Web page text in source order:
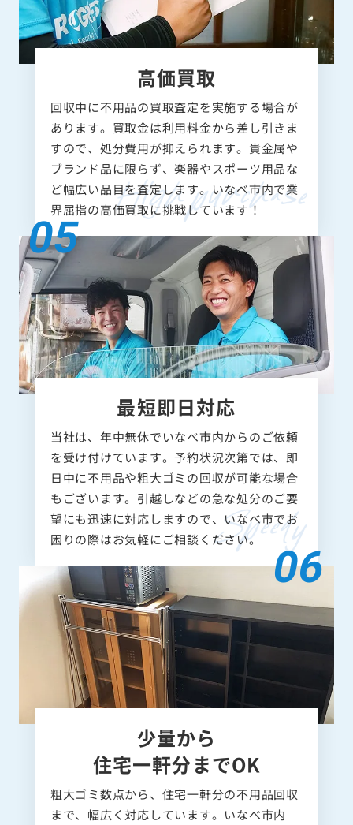
高価買取
回収中に不用品の買取査定を実施する場合が
あります。買取金は利用料金から差し引きま
すので、処分費用が抑えられます。貴金属や
ブランド品に限らず、楽器やスポーツ用品な
ど幅広い品目を査定します。いなべ市内で業
界屈指の高価買取に挑戦しています！
最短即日対応
当社は、年中無休でいなべ市内からのご依頼
を受け付けています。予約状況次第では、即
日中に不用品や粗大ゴミの回収が可能な場合
もございます。引越しなどの急な処分のご要
望にも迅速に対応しますので、いなべ市でお
困りの際はお気軽にご相談ください。
少量から
住宅一軒分までOK
粗大ゴミ数点から、住宅一軒分の不用品回収
まで、幅広く対応しています。いなべ市内